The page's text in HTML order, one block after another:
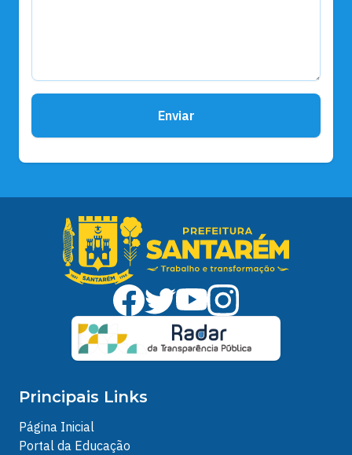
Enviar
Principais Links
Página Inicial
Portal da Educação